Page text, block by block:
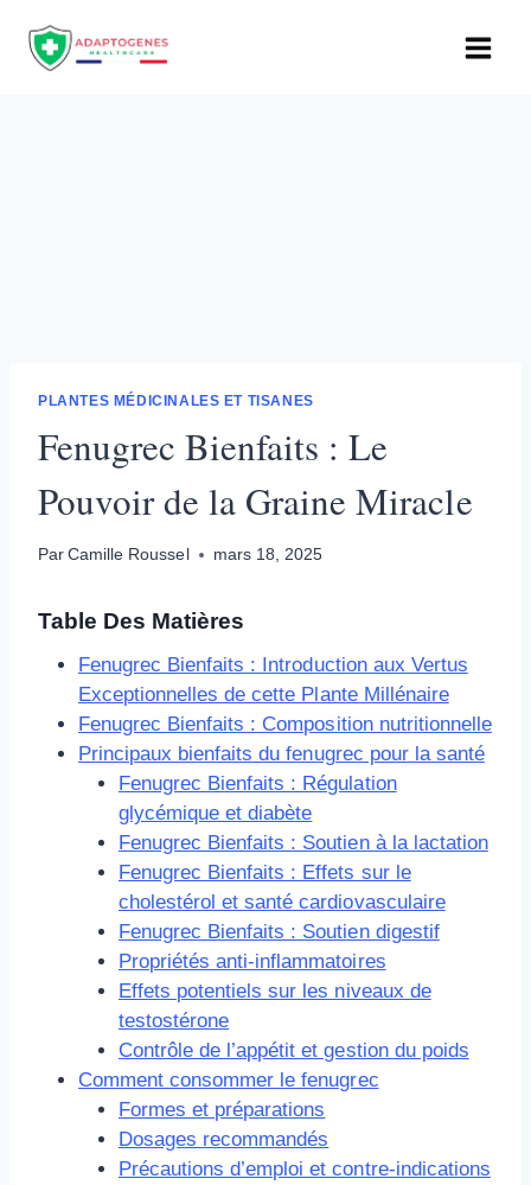
contenu
PLANTES MÉDICINALES ET TISANES
Fenugrec Bienfaits : Le
Pouvoir de la Graine Miracle
Par Camille Roussel mars 18, 2025
Table Des Matières
Fenugrec Bienfaits : Introduction aux Vertus
Exceptionnelles de cette Plante Millénaire
Fenugrec Bienfaits : Composition nutritionnelle
Principaux bienfaits du fenugrec pour la santé
Fenugrec Bienfaits : Régulation
glycémique et diabète
Fenugrec Bienfaits : Soutien à la lactation
Fenugrec Bienfaits : Effets sur le
cholestérol et santé cardiovasculaire
Fenugrec Bienfaits : Soutien digestif
Propriétés anti-inflammatoires
Effets potentiels sur les niveaux de
testostérone
Contrôle de l’appétit et gestion du poids
Comment consommer le fenugrec
Formes et préparations
Dosages recommandés
Précautions d’emploi et contre-indications